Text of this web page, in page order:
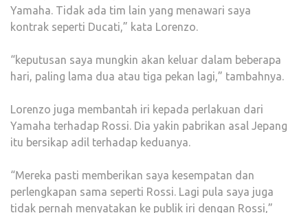
Yamaha. Tidak ada tim lain yang menawari saya
kontrak seperti Ducati,” kata Lorenzo.
“keputusan saya mungkin akan keluar dalam beberapa
hari, paling lama dua atau tiga pekan lagi,” tambahnya.
Lorenzo juga membantah iri kepada perlakuan dari
Yamaha terhadap Rossi. Dia yakin pabrikan asal Jepang
itu bersikap adil terhadap keduanya.
“Mereka pasti memberikan saya kesempatan dan
perlengkapan sama seperti Rossi. Lagi pula saya juga
tidak pernah menyatakan ke publik iri dengan Rossi,”